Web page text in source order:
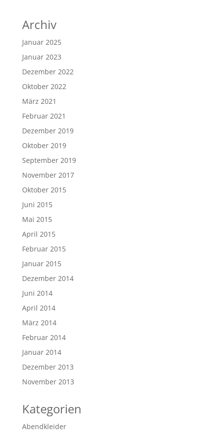
Archiv
Januar 2025
Januar 2023
Dezember 2022
Oktober 2022
März 2021
Februar 2021
Dezember 2019
Oktober 2019
September 2019
November 2017
Oktober 2015
Juni 2015
Mai 2015
April 2015
Februar 2015
Januar 2015
Dezember 2014
Juni 2014
April 2014
März 2014
Februar 2014
Januar 2014
Dezember 2013
November 2013
Kategorien
Abendkleider